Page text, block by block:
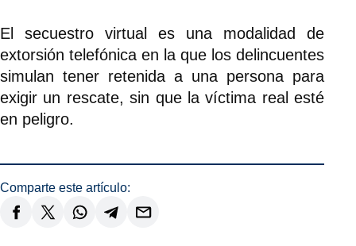
El secuestro virtual es una modalidad de
extorsión telefónica en la que los delincuentes
simulan tener retenida a una persona para
exigir un rescate, sin que la víctima real esté
en peligro.
Comparte este artículo: